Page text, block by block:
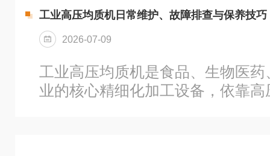
一代精细化均质装备，依托特殊
料超微细化、均匀分散，成为纳
设备。一、核心技术优势1、纳米
高压微射流均质机摒弃传统机械
式，通过特殊流体动力学作用，对
工业高压均质机日常维护、故障排查与保养技巧
2026-07-09
工业高压均质机是食品、生物医
业的核心精细化加工设备，依靠